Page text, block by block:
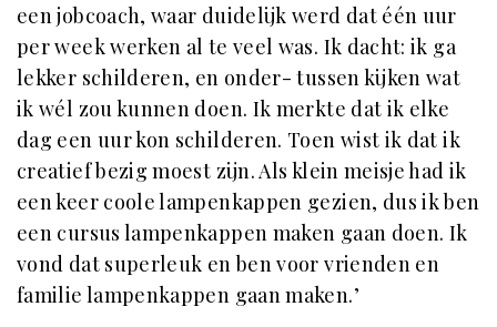
een jobcoach, waar duidelijk werd dat één uur
per week werken al te veel was. Ik dacht: ik ga
lekker schilderen, en onder- tussen kijken wat
ik wél zou kunnen doen. Ik merkte dat ik elke
dag een uur kon schilderen. Toen wist ik dat ik
creatief bezig moest zijn. Als klein meisje had ik
een keer coole lampenkappen gezien, dus ik ben
een cursus lampenkappen maken gaan doen. Ik
vond dat superleuk en ben voor vrienden en
familie lampenkappen gaan maken.’